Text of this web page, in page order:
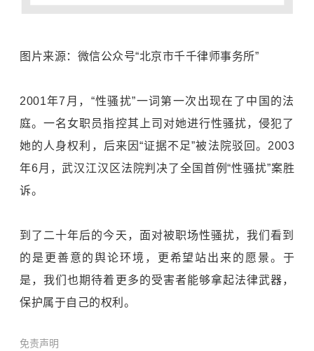
图片来源：微信公众号“北京市千千律师事务所”
2001年7月，“性骚扰”一词第一次出现在了中国的法
庭。一名女职员指控其上司对她进行性骚扰，侵犯了
她的人身权利，后来因“证据不足”被法院驳回。2003
年6月，武汉江汉区法院判决了全国首例“性骚扰”案胜
诉。
到了二十年后的今天，面对被职场性骚扰，我们看到
的是更善意的舆论环境，更希望站出来的愿景。于
是，我们也期待着更多的受害者能够拿起法律武器，
保护属于自己的权利。
免责声明